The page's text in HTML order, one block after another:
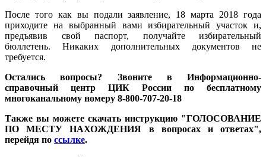
После того как вы подали заявление, 18 марта 2018 года
приходите на выбранный вами избирательный участок и,
предъявив свой паспорт, получайте избирательный
бюллетень. Никаких дополнительных документов не
требуется.
Остались вопросы? Звоните в Информационно-
справочный центр ЦИК России по бесплатному
многоканальному номеру 8-800-707-20-18
Также вы можете скачать инструкцию "ГОЛОСОВАНИЕ
ПО МЕСТУ НАХОЖДЕНИЯ в вопросах и ответах",
перейдя по ссылке.